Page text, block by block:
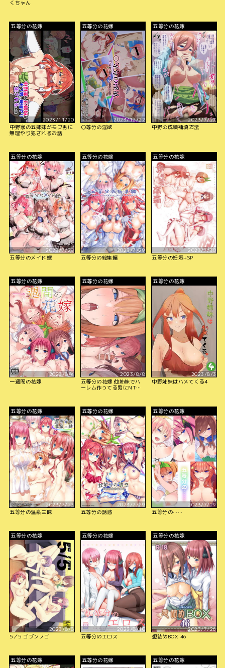
くちゃん
五等分の花嫁
2023/11/20
中野家の五姉妹がモブ男に
無理やり犯されるお話
五等分の花嫁
2023/12/22
〇等分の淫欲
五等分の花嫁
2023/7/27
中野の成績補填方法
五等分の花嫁
2023/7/29
五等分のメイド嫁
五等分の花嫁
2023/7/29
五等分の総集編
五等分の花嫁
2023/7/30
五等分の妊娠+SP
五等分の花嫁
2023/8/4
一週間の花嫁
五等分の花嫁
2023/8/8
五等分の花嫁 他姉妹でハ
ーレム作ってる男にNTR
五等分の花嫁
2023/8/3
中野姉妹はハメてくる4
五等分の花嫁
2023/7/27
五等分の温泉三昧
五等分の花嫁
2023/7/29
五等分の誘惑
五等分の花嫁
2023/7/29
五等分の……
五等分の花嫁
2023/8/8
5／5 ゴブンノゴ
五等分の花嫁
2023/8/10
五等分のエロス
五等分の花嫁
2023/7/26
想詰めBOX 46
五等分の花嫁 五等分の花嫁 五等分の花嫁